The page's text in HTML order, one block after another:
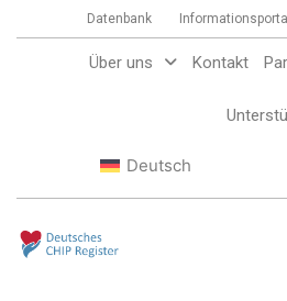
Datenbank Informationsportal
Über uns Kontakt
Deutsch